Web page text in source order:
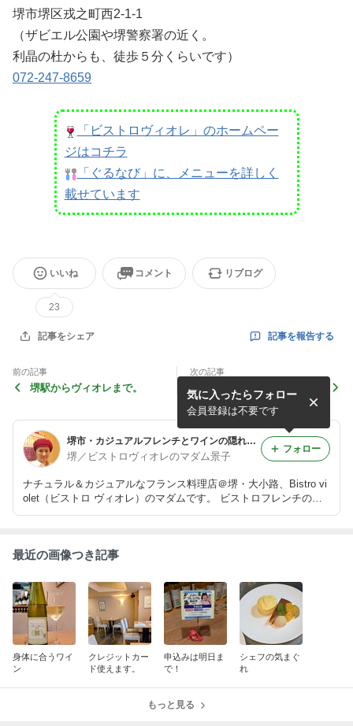
堺市堺区戎之町西2-1-1
（ザビエル公園や堺警察署の近く。
利晶の杜からも、徒歩５分くらいです）
072-247-8659
「ビストロヴィオレ」のホームペー
ジはコチラ
「ぐるなび」に、メニューを詳しく
載せています
いいね
23
コメント リブログ
記事をシェア 記事を報告する
前の記事
堺駅からヴィオレまで。
次の記事
「順番が良かった！」
堺市・カジュアルフレンチとワインの隠れ家・ビストロヴィオレより。
堺／ビストロヴィオレのマダム景子
ナチュラル＆カジュアルなフランス料理店＠堺・大小路、Bistro vi
olet（ビストロ ヴィオレ）のマダムです。 ビストロフレンチの料
理のこと、フランスワインのこと、そして時々マラソンのこと。
気に入ったらフォロー
会員登録は不要です
フォロー
最近の画像つき記事
身体に合うワイ
ン
クレジットカー
ド使えます。
申込みは明日ま
で！
シェフの気まぐ
れ
もっと見る